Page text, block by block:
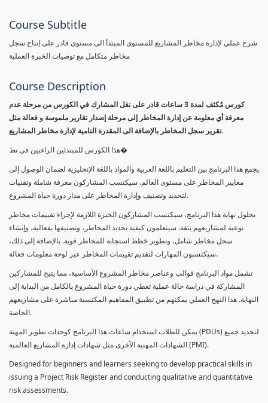
Course Subtitle
شرح عملي لإدارة مخاطر المشاريع للمستوى المبتدأ الى مستوى قادر على إنتاج سجل
مخاطر متكامل مع توصيات الخبرة العملية
Course Description
كورس مٌكثف لمدة 3 ساعات قادر على نقل المشارك في الكورس من مرحلة عدم
معرفة أي معلومة عن إدارة المخاطر إلى مرحلة إصدار تقارير ملموسة و فعالة مثل
تقرير سجل المخاطر بالإضافة الى المقدرة التامية لإدارة مخاطر المشاريع.
هذا الكورس للمبتدئين الراغبين في تط�
يجمع هذا البرنامج بين التعليم باللغة العربية والمواد باللغة الإنجليزية لضمان الوصول إلى
معايير المخاطر على مستوى العالم. سيكتسب المشاركون معرفة شاملة وتقنيات
لتحديد وتصنيف وإدارة المخاطر على مدار دورة حياة المشروع.
بحلول نهاية هذا البرنامج، سيكتسب المشاركون الخبرة اللازمة لإجراء تقييمات مخاطر
نوعية لمشاريعهم بثقة. سيتعلمون كيفية تحديد المخاطر، وتصنيفها بفعالية، وإنشاء
سجل مخاطر شامل، وتطوير خطط استجابة للمخاطر قوية. بالإضافة إلى ذلك،
سيكتسبون المهارات لتقديم تقييمات المخاطر عبر لوحة معلومات فعالة.
تشمل مواد البرنامج قوالب وعناصر مخاطر المشروع الأساسية، مما يتيح للمشاركين
المشاركة في دراسة حالة عملية تغطي دورة حياة المشروع بالكامل من البداية إلى
النهاية. هذا النهج العملي يمكنهم من تطبيق المفاهيم المكتسبة مباشرة على مشاريعهم
الخاصة.
يمكن للطلاب استخدام ساعات هذا البرنامج كوحدات تطوير المهنة (PDUs) لتجديد جميع
الشهادات المهنية الأخرى مثل شهادات إدارة المشاريع العالمية (PMI).
Designed for beginners and learners seeking to develop practical skills in
issuing a Project Risk Register and conducting qualitative and quantitative
risk assessments.